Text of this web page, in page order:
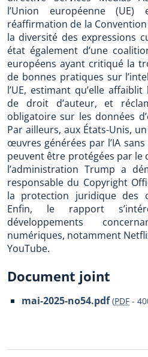
l’Union européenne
réaffirmation de la Convention
la diversité des expressions
état également d’une
européens ayant critiqué la
de bonnes pratiques sur
l’UE, estimant qu’elle
de droit d’auteur, et
obligatoire sur les données
Par ailleurs, aux États-Unis,
œuvres générées par l’IA
peuvent être protégées par le
l’administration Trump a
responsable du Copyright
la protection juridique des
Enfin, le rapport
développements
numériques, notamment
YouTube.
Document joint
mai-2025-no54.pdf (PDF -